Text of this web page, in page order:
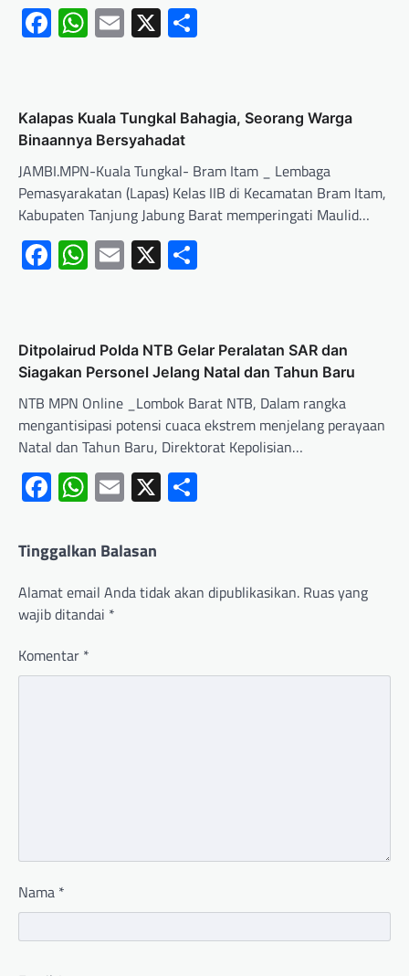
Facebook
WhatsApp
Email
X
Kalapas Kuala Tungkal Bahagia, Seorang Warga
Binaannya Bersyahadat
JAMBI.MPN-Kuala Tungkal- Bram Itam _ Lembaga
Pemasyarakatan (Lapas) Kelas IIB di Kecamatan Bram Itam,
Kabupaten Tanjung Jabung Barat memperingati Maulid…
Facebook
WhatsApp
Email
X
Ditpolairud Polda NTB Gelar Peralatan SAR dan
Siagakan Personel Jelang Natal dan Tahun Baru
NTB MPN Online _Lombok Barat NTB, Dalam rangka
mengantisipasi potensi cuaca ekstrem menjelang perayaan
Natal dan Tahun Baru, Direktorat Kepolisian…
Facebook
WhatsApp
Email
X
Tinggalkan Balasan
Alamat email Anda tidak akan dipublikasikan. Ruas yang
wajib ditandai *
Komentar *
Nama *